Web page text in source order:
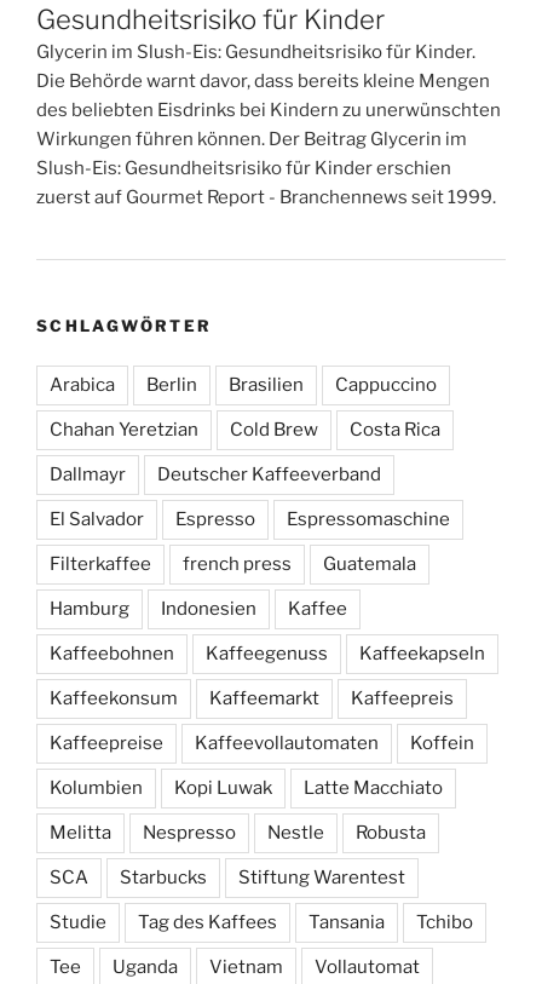
Gesundheitsrisiko für Kinder
Glycerin im Slush-Eis: Gesundheitsrisiko für Kinder.
Die Behörde warnt davor, dass bereits kleine Mengen
des beliebten Eisdrinks bei Kindern zu unerwünschten
Wirkungen führen können. Der Beitrag Glycerin im
Slush-Eis: Gesundheitsrisiko für Kinder erschien
zuerst auf Gourmet Report - Branchennews seit 1999.
SCHLAGWÖRTER
Arabica Berlin Brasilien Cappuccino
Chahan Yeretzian Cold Brew Costa Rica
Dallmayr Deutscher Kaffeeverband
El Salvador Espresso Espressomaschine
Filterkaffee french press Guatemala
Hamburg Indonesien Kaffee
Kaffeebohnen Kaffeegenuss Kaffeekapseln
Kaffeekonsum Kaffeemarkt Kaffeepreis
Kaffeepreise Kaffeevollautomaten Koffein
Kolumbien Kopi Luwak Latte Macchiato
Melitta Nespresso Nestle Robusta
SCA Starbucks Stiftung Warentest
Studie Tag des Kaffees Tansania Tchibo
Tee Uganda Vietnam Vollautomat